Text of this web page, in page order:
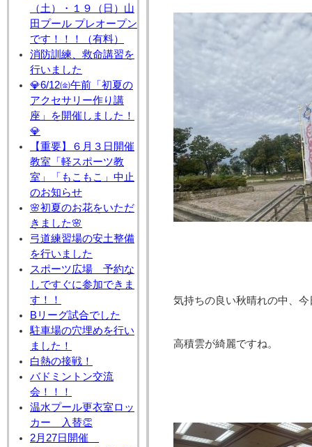
（土）・１９（日）山
田プール プレオープン
です！！！（有料）
消防訓練、救命講習を
行いました
💎6/12㈮午前「初夏の
アクセサリー作り講
座」を開催しました！
💎
【重要】６月３日開催
教室「軽スポーツ教
室」「もこもこ」中止
のお知らせ
🌸初夏のお花をいただ
きました🌸
弓道練習場の安土整備
を行いました
スポーツ広場 予約な
しですぐに参加できま
す！！
Bリーグ試合でした
駐車場の穴埋めを行い
ました！
白熱の接戦！
バドミントン交流
会！！！
温水プール更衣室ロッ
カー 入替👏
2月27日開催
気持ちの良い秋晴れの中、
高積雲が綺麗ですね。